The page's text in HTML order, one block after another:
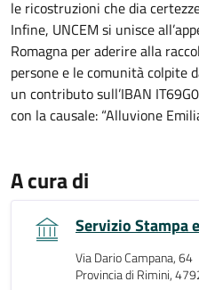
le ricostruzioni che dia
Infine, UNCEM si unisce
Romagna per aderire alla
persone e le comunità colpite
un contributo sull’IBAN
con la causale: “Alluvione
A cura di
Servizio Stampa
Via Dario Campana, 64
Provincia di Rimini,